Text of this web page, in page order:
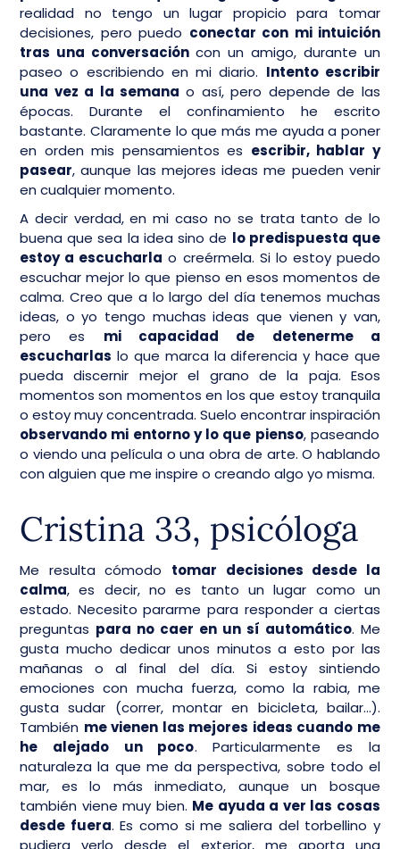
realidad no tengo un lugar propicio para tomar
decisiones, pero puedo conectar con mi intuición
tras una conversación con un amigo, durante un
paseo o escribiendo en mi diario. Intento escribir
una vez a la semana o así, pero depende de las
épocas. Durante el confinamiento he escrito
bastante. Claramente lo que más me ayuda a poner
en orden mis pensamientos es escribir, hablar y
pasear, aunque las mejores ideas me pueden venir
en cualquier momento.
A decir verdad, en mi caso no se trata tanto de lo
buena que sea la idea sino de lo predispuesta que
estoy a escucharla o creérmela. Si lo estoy puedo
escuchar mejor lo que pienso en esos momentos de
calma. Creo que a lo largo del día tenemos muchas
ideas, o yo tengo muchas ideas que vienen y van,
pero es mi capacidad de detenerme a
escucharlas lo que marca la diferencia y hace que
pueda discernir mejor el grano de la paja. Esos
momentos son momentos en los que estoy tranquila
o estoy muy concentrada. Suelo encontrar inspiración
observando mi entorno y lo que pienso, paseando
o viendo una película o una obra de arte. O hablando
con alguien que me inspire o creando algo yo misma.
Cristina 33, psicóloga
Me resulta cómodo tomar decisiones desde la
calma, es decir, no es tanto un lugar como un
estado. Necesito pararme para responder a ciertas
preguntas para no caer en un sí automático. Me
gusta mucho dedicar unos minutos a esto por las
mañanas o al final del día. Si estoy sintiendo
emociones con mucha fuerza, como la rabia, me
gusta sudar (correr, montar en bicicleta, bailar…).
También me vienen las mejores ideas cuando me
he alejado un poco. Particularmente es la
naturaleza la que me da perspectiva, sobre todo el
mar, es lo más inmediato, aunque un bosque
también viene muy bien. Me ayuda a ver las cosas
desde fuera. Es como si me saliera del torbellino y